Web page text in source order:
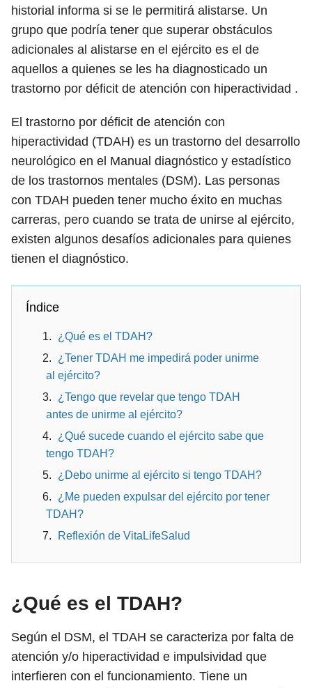
historial informa si se le permitirá alistarse. Un
grupo que podría tener que superar obstáculos
adicionales al alistarse en el ejército es el de
aquellos a quienes se les ha diagnosticado un
trastorno por déficit de atención con hiperactividad .
El trastorno por déficit de atención con
hiperactividad (TDAH) es un trastorno del desarrollo
neurológico en el Manual diagnóstico y estadístico
de los trastornos mentales (DSM). Las personas
con TDAH pueden tener mucho éxito en muchas
carreras, pero cuando se trata de unirse al ejército,
existen algunos desafíos adicionales para quienes
tienen el diagnóstico.
Índice
¿Qué es el TDAH?
¿Tener TDAH me impedirá poder unirme
al ejército?
¿Tengo que revelar que tengo TDAH
antes de unirme al ejército?
¿Qué sucede cuando el ejército sabe que
tengo TDAH?
¿Debo unirme al ejército si tengo TDAH?
¿Me pueden expulsar del ejército por tener
TDAH?
Reflexión de VitaLifeSalud
¿Qué es el TDAH?
Según el DSM, el TDAH se caracteriza por falta de
atención y/o hiperactividad e impulsividad que
interfieren con el funcionamiento. Tiene un